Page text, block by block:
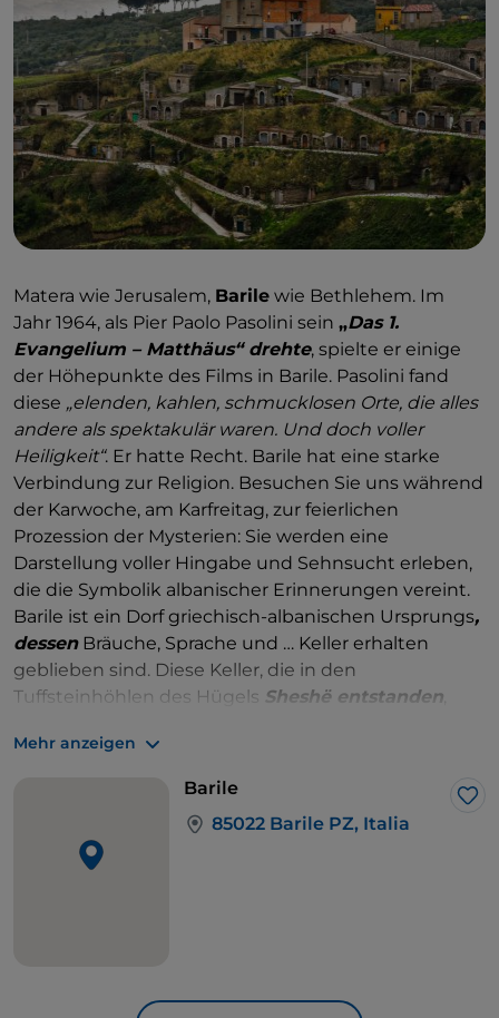
Matera wie Jerusalem, Barile wie Bethlehem. Im
Jahr 1964, als Pier Paolo Pasolini sein „Das 1.
Evangelium – Matthäus“ drehte, spielte er einige
der Höhepunkte des Films in Barile. Pasolini fand
diese „elenden, kahlen, schmucklosen Orte, die alles
andere als spektakulär waren. Und doch voller
Heiligkeit“. Er hatte Recht. Barile hat eine starke
Verbindung zur Religion. Besuchen Sie uns während
der Karwoche, am Karfreitag, zur feierlichen
Prozession der Mysterien: Sie werden eine
Darstellung voller Hingabe und Sehnsucht erleben,
die die Symbolik albanischer Erinnerungen vereint.
Barile ist ein Dorf griechisch-albanischen Ursprungs,
dessenBräuche, Sprache und … Keller erhalten
geblieben sind. Diese Keller, die in den
Tuffsteinhöhlen des Hügels Sheshë entstanden
1477 hierher zogen und heute den
. Dies ist eine wirklich ungewöhnliche
und faszinierende, raue Landschaft, die Pasolini für
die Szenen der Geburt Christi, der Anbetung der
Heiligen Drei Könige, des Massakers an den
Mehr anzeigen
Barile
85022 Barile PZ, Italia